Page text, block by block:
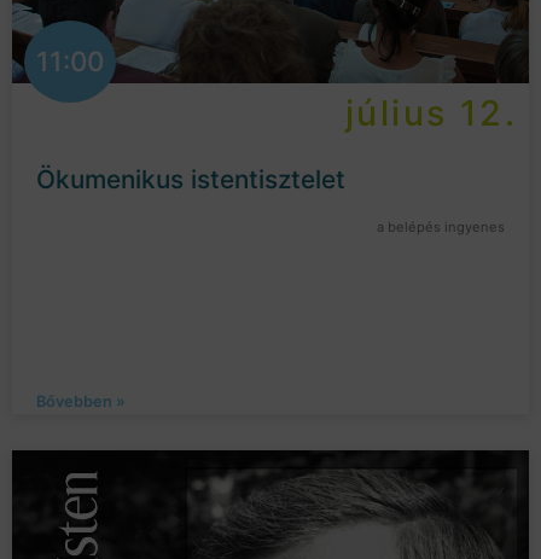
11:00
július 12.
Ökumenikus istentisztelet
a belépés ingyenes
Bővebben »